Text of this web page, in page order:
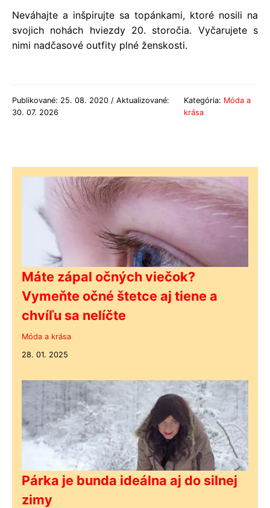
Neváhajte a inšpirujte sa topánkami, ktoré nosili na
svojich nohách hviezdy 20. storočia. Vyčarujete s
nimi nadčasové outfity plné ženskosti.
Publikované: 25. 08. 2020 / Aktualizované:
30. 07. 2026
Kategória: Móda a
krása
Máte zápal očných viečok?
Vymeňte očné štetce aj tiene a
chvíľu sa nelíčte
Móda a krása
28. 01. 2025
Párka je bunda ideálna aj do silnej
zimy